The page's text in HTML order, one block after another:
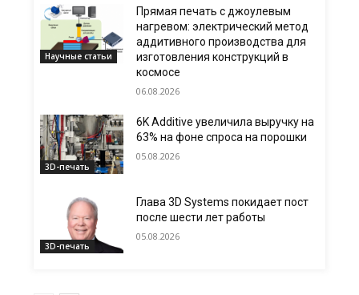
Научные статьи
Прямая печать с джоулевым
нагревом: электрический метод
аддитивного производства для
изготовления конструкций в
космосе
06.08.2026
3D-печать
6K Additive увеличила выручку на
63% на фоне спроса на порошки
05.08.2026
3D-печать
Глава 3D Systems покидает пост
после шести лет работы
05.08.2026